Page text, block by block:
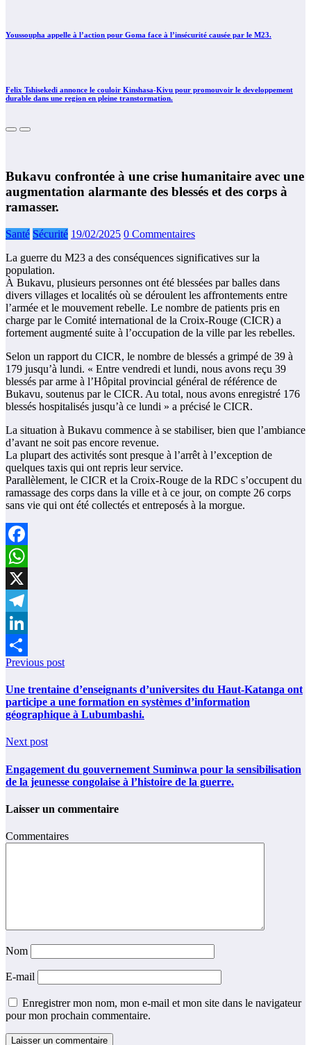
Youssoupha appelle à l’action pour Goma face à l’insécurité causée par le M23.
Felix Tshisekedi annonce le couloir Kinshasa-Kivu pour promouvoir le developpement
durable dans une region en pleine transtormation.
Bukavu confrontée à une crise humanitaire avec une
augmentation alarmante des blessés et des corps à
ramasser.
Santé Sécurité 19/02/2025 0 Commentaires
La guerre du M23 a des conséquences significatives sur la
population.
À Bukavu, plusieurs personnes ont été blessées par balles dans
divers villages et localités où se déroulent les affrontements entre
l’armée et le mouvement rebelle. Le nombre de patients pris en
charge par le Comité international de la Croix-Rouge (CICR) a
fortement augmenté suite à l’occupation de la ville par les rebelles.
Selon un rapport du CICR, le nombre de blessés a grimpé de 39 à
179 jusqu’à lundi. « Entre vendredi et lundi, nous avons reçu 39
blessés par arme à l’Hôpital provincial général de référence de
Bukavu, soutenus par le CICR. Au total, nous avons enregistré 176
blessés hospitalisés jusqu’à ce lundi » a précisé le CICR.
La situation à Bukavu commence à se stabiliser, bien que l’ambiance
d’avant ne soit pas encore revenue.
La plupart des activités sont presque à l’arrêt à l’exception de
quelques taxis qui ont repris leur service.
Parallèlement, le CICR et la Croix-Rouge de la RDC s’occupent du
ramassage des corps dans la ville et à ce jour, on compte 26 corps
sans vie qui ont été collectés et entreposés à la morgue.
Facebook
WhatsApp
X
Telegram
LinkedIn
Partager
Previous post
Une trentaine d’enseignants d’universites du Haut-Katanga ont
participe a une formation en systèmes d’information
géographique à Lubumbashi.
Next post
Engagement du gouvernement Suminwa pour la sensibilisation
de la jeunesse congolaise à l’histoire de la guerre.
Laisser un commentaire
Commentaires
Nom
E-mail
Enregistrer mon nom, mon e-mail et mon site dans le navigateur
pour mon prochain commentaire.